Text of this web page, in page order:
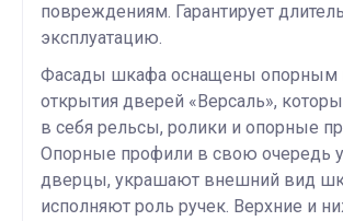
повреждениям. Гарантирует
эксплуатацию.
Фасады шкафа оснащены опорным
открытия дверей «Версаль»,
в себя рельсы, ролики и опорные
Опорные профили в свою очередь
дверцы, украшают внешний вид
исполняют роль ручек. Верхние и